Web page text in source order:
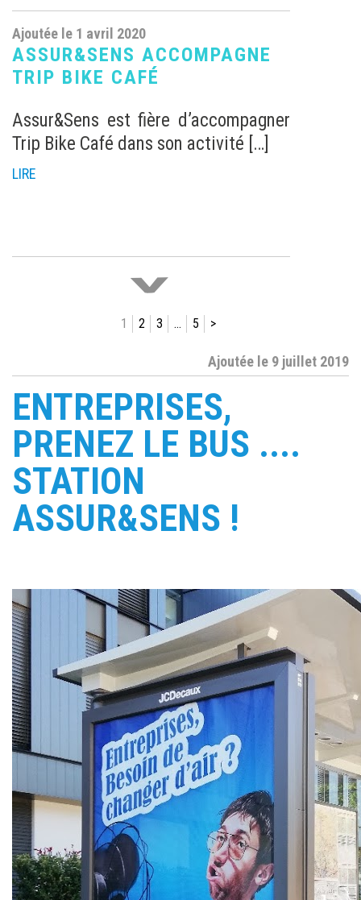
Ajoutée le 1 avril 2020
ASSUR&SENS ACCOMPAGNE
TRIP BIKE CAFÉ
Assur&Sens est fière d’accompagner
Trip Bike Café dans son activité […]
LIRE
DISPONIBLE PENDANT LE
CONFINEMENT
Les équipes d’Assur&Sens restent
dédiées à leurs clients durant cette
[…]
Ajoutée le 17 mars 2020
ASSUR&SENS ACCOMPAGNE
SES CLIENTS PENDANT LE
CONFINEMENT
L’équipe d’Assur&Sens est prête pour
répondre aux besoins des entreprises
[…]
>
1 2 3 … 5 >
Ajoutée le 9 juillet 2019
ENTREPRISES,
PRENEZ LE BUS ....
STATION
ASSUR&SENS !